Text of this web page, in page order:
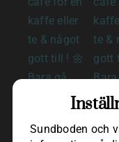
Sundboden och